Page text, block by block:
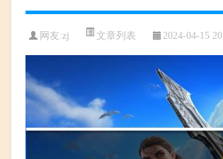
网友:zj 文章列表 2024-04-15